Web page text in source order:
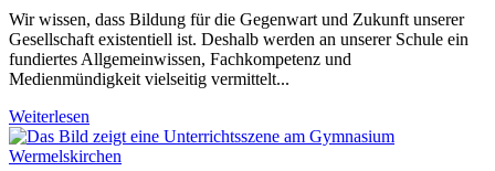
Wir wissen, dass Bildung für die Gegenwart und Zukunft unserer
Gesellschaft existentiell ist. Deshalb werden an unserer Schule ein
fundiertes Allgemeinwissen, Fachkompetenz und
Medienmündigkeit vielseitig vermittelt...
Weiterlesen